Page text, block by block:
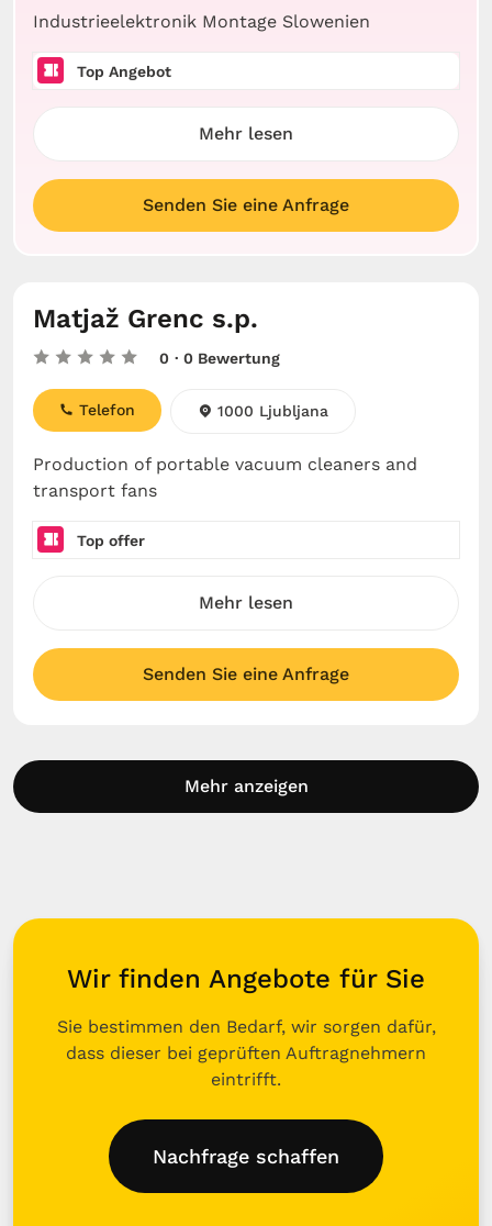
Industrieelektronik Montage Slowenien
Top Angebot
Mehr lesen
Senden Sie eine Anfrage
Matjaž Grenc s.p.
0 · 0 Bewertung
Production of portable vacuum cleaners and
transport fans
Telefon 1000 Ljubljana
Top offer
Mehr lesen
Senden Sie eine Anfrage
Mehr anzeigen
Wir finden Angebote für Sie
Sie bestimmen den Bedarf, wir sorgen dafür,
dass dieser bei geprüften Auftragnehmern
eintrifft.
Nachfrage schaffen